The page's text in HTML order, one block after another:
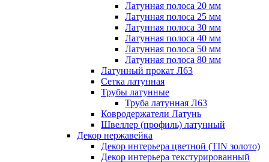
Латунная полоса 20 мм
Латунная полоса 25 мм
Латунная полоса 30 мм
Латунная полоса 40 мм
Латунная полоса 50 мм
Латунная полоса 80 мм
Латунный прокат Л63
Сетка латунная
Трубы латунные
Труба латунная Л63
Ковродержатели Латунь
Швеллер (профиль) латунный
Декор нержавейка
Декор интерьера цветной (TIN золото)
Декор интерьера текстурированный